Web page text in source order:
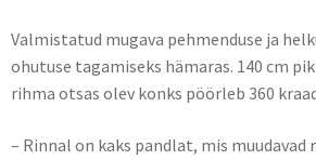
Valmistatud mugava pehmenduse ja
ohutuse tagamiseks hämaras. 140 cm
rihma otsas olev konks pöörleb 360
– Rinnal on kaks pandlat, mis muudavad